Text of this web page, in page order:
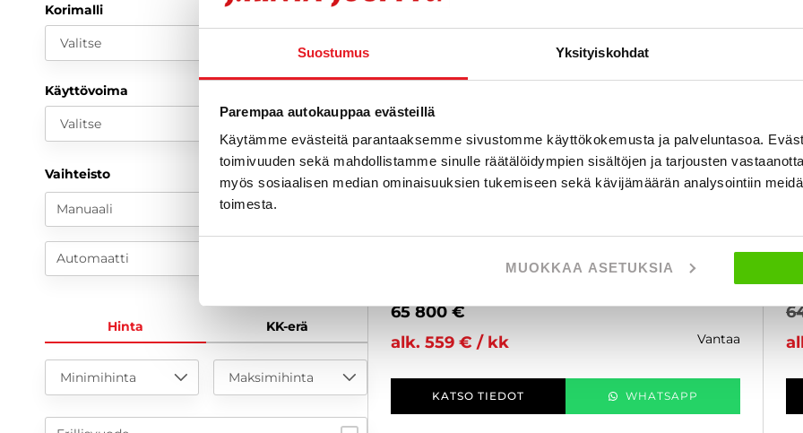
Suostumus Yksityiskohdat
Parempaa autokauppaa evästeillä
Käytämme evästeitä parantaaksemme sivustomme käyttökokemusta ja palveluntasoa.
toimivuuden sekä mahdollistamme sinulle räätälöidympien sisältöjen ja tarjousten
myös sosiaalisen median ominaisuuksien tukemiseen sekä kävijämäärän analysointiin
toimesta.
MUOKKAA ASETUKSIA
Korimalli
Valitse
Käyttövoima
Valitse
Vaihteisto
Manuaali
Automaatti
Hinta KK-erä
Minimihinta Maksimihinta
Volkswagen GRAND CALIFORNIA 600
VW 2.0 TDI 130 kW (177 hv) Automaatti Retkeilyauto
Käytetty
65 800 €
alk. 559 € / kk
vantaa
KATSO TIEDOT WHATSAPP
-